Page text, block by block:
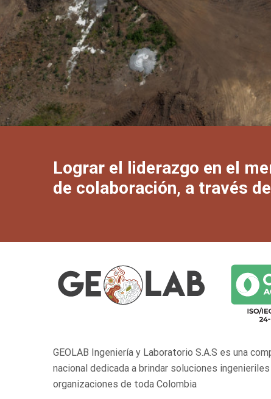
Lograr el liderazgo en el
de colaboración, a través
GEOLAB Ingeniería y Laboratorio S.A.S es una
nacional dedicada a brindar soluciones
organizaciones de toda Colombia